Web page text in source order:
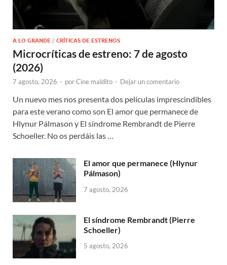
A LO GRANDE / CRÍTICAS DE ESTRENOS
Microcríticas de estreno: 7 de agosto
(2026)
7 agosto, 2026 - porCine maldito - Dejar un comentario
Un nuevo mes nos presenta dos películas imprescindibles
para este verano como son El amor que permanece de
Hlynur Pálmason y El síndrome Rembrandt de Pierre
Schoeller. No os perdáis las …
El amor que permanece (Hlynur
Pálmason)
7 agosto, 2026
El síndrome Rembrandt (Pierre
Schoeller)
5 agosto, 2026